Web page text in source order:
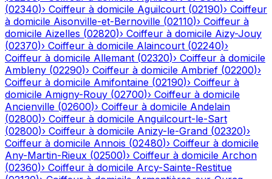
(02340)› Coiffeur à domicile Aguilcourt (02190)› Coiffeur
à domicile Aisonville-et-Bernoville (02110)› Coiffeur à
domicile Aizelles (02820)› Coiffeur à domicile Aizy-Jouy
(02370)› Coiffeur à domicile Alaincourt (02240)›
Coiffeur à domicile Allemant (02320)› Coiffeur à domicile
Ambleny (02290)› Coiffeur à domicile Ambrief (02200)›
Coiffeur à domicile Amifontaine (02190)› Coiffeur à
domicile Amigny-Rouy (02700)› Coiffeur à domicile
Ancienville (02600)› Coiffeur à domicile Andelain
(02800)› Coiffeur à domicile Anguilcourt-le-Sart
(02800)› Coiffeur à domicile Anizy-le-Grand (02320)›
Coiffeur à domicile Annois (02480)› Coiffeur à domicile
Any-Martin-Rieux (02500)› Coiffeur à domicile Archon
(02360)› Coiffeur à domicile Arcy-Sainte-Restitue